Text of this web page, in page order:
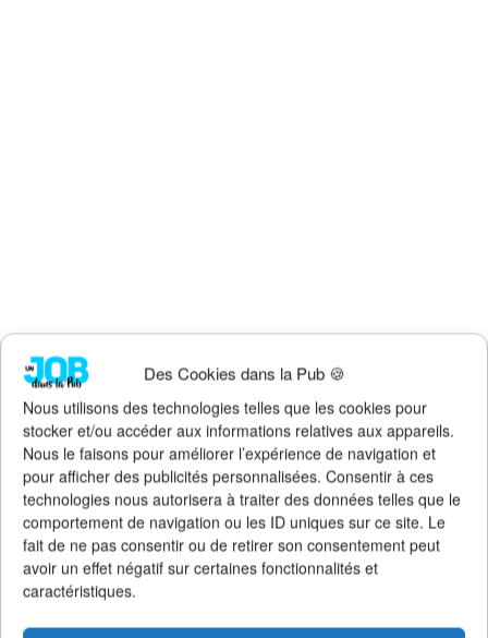
Des Cookies dans la Pub 🍪
Nous utilisons des technologies telles que les cookies pour
stocker et/ou accéder aux informations relatives aux appareils.
Nous le faisons pour améliorer l’expérience de navigation et
pour afficher des publicités personnalisées. Consentir à ces
technologies nous autorisera à traiter des données telles que le
comportement de navigation ou les ID uniques sur ce site. Le
fait de ne pas consentir ou de retirer son consentement peut
avoir un effet négatif sur certaines fonctionnalités et
caractéristiques.
Faites un don !
Pour qu'Un Job dans la Pub
continue d'exister, de s'améliorer et
de rester 100% gratuit + illimité,soutenez le site via Tipeee
Suivez l'actualité de l'emploi dans la
communication sur :
Notre groupe LinkedIn(+14K membres)
Notre (nouvelle) page LinkedIn(+4K followers)
Notre page Facebook (+5K fans)
Notre newsletter emploi(+3K abonnés)
Notre compte Twitter